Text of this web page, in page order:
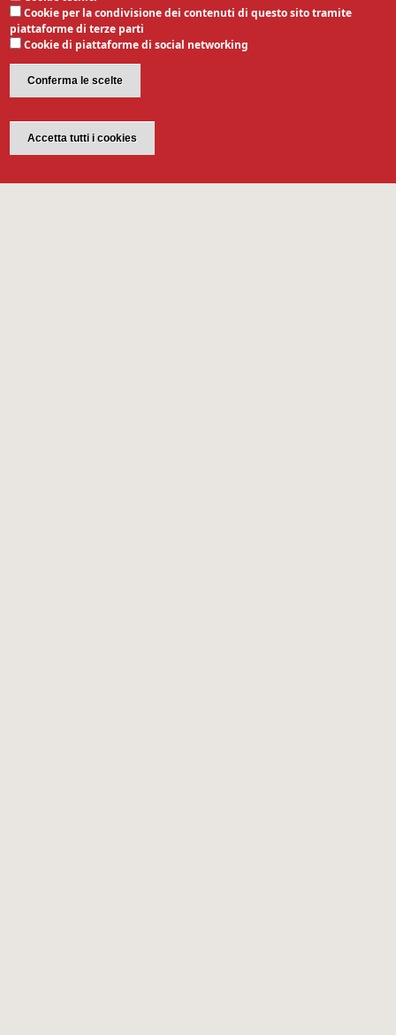
Cookie per la condivisione dei contenuti di questo sito tramite
piattaforme di terze parti
Cookie di piattaforme di social networking
Conferma le scelte
Accetta tutti i cookies
Revoca il consenso